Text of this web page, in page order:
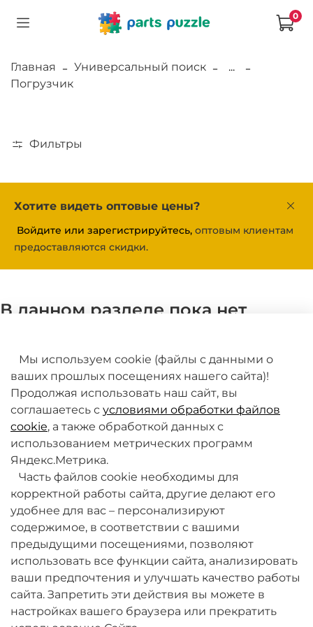
0
Главная Универсальный поиск
...
Погрузчик
Фильтры
Хотите видеть оптовые цены?
Войдите или зарегистрируйтесь, оптовым клиентам
предоставляются скидки.
В данном разделе пока нет
О компании
Товары и услуги
+7 (495) 789-38-95
09:00 - 18:00 (будни, по МСК)
Мы используем cookie (файлы с данными о
ваших прошлых посещениях нашего сайта)!
Продолжая использовать наш сайт, вы
соглашаетесь с условиями обработки файлов
cookie, а также обработкой данных с
использованием метрических программ
Яндекс.Метрика.
Часть файлов cookie необходимы для
корректной работы сайта, другие делают его
удобнее для вас – персонализируют
содержимое, в соответствии с вашими
предыдущими посещениями, позволяют
использовать все функции сайта, анализировать
ваши предпочтения и улучшать качество работы
сайта. Запретить эти действия вы можете в
настройках вашего браузера или прекратить